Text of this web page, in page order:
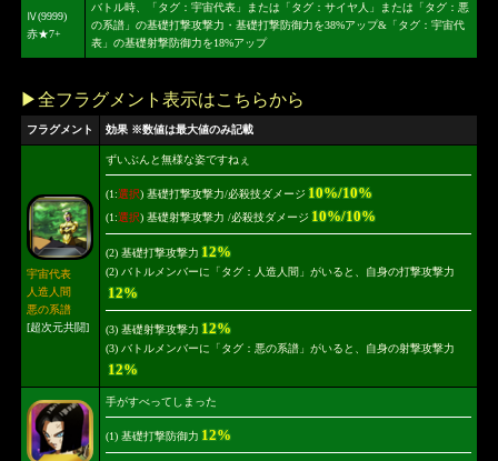
Ⅳ(9999)
赤★7+
バトル時、「タグ：宇宙代表」または「タグ：サイヤ人」または「タグ：悪
の系譜」の基礎打撃攻撃力・基礎打撃防御力を38%アップ&「タグ：宇宙代
表」の基礎射撃防御力を18%アップ
▶全フラグメント表示はこちらから
フラグメント 効果 ※数値は最大値のみ記載
宇宙代表
人造人間
悪の系譜
[超次元共闘]
ずいぶんと無様な姿ですねぇ
(1:選択) 基礎打撃攻撃力/必殺技ダメージ 10%/10%
(1:選択) 基礎射撃攻撃力 /必殺技ダメージ 10%/10%
(2) 基礎打撃攻撃力 12%
(2) バトルメンバーに「タグ：人造人間」がいると、自身の打撃攻撃力
12%
(3) 基礎射撃攻撃力 12%
(3) バトルメンバーに「タグ：悪の系譜」がいると、自身の射撃攻撃力
12%
手がすべってしまった
(1) 基礎打撃防御力 12%